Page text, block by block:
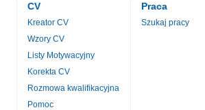
CV
Kreator CV
Wzory CV
Listy Motywacyjny
Korekta CV
Rozmowa kwalifikacyjna
Pomoc
Praca
Szukaj pracy